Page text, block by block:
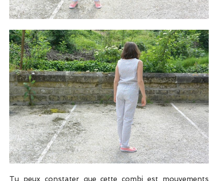
Tu peux constater que cette combi est mouvements